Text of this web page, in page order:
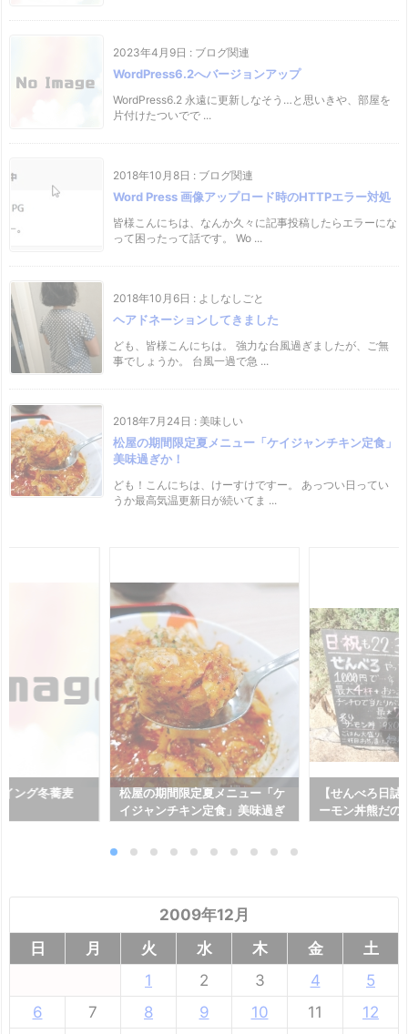
2023年4月9日 : ブログ関連
WordPress6.2へバージョンアップ
WordPress6.2 永遠に更新しなそう…と思いきや、部屋を
片付けたついでで ...
2018年10月8日 : ブログ関連
Word Press 画像アップロード時のHTTPエラー対処
皆様こんにちは、なんか久々に記事投稿したらエラーにな
って困ったって話です。 Wo ...
2018年10月6日 : よしなしごと
ヘアドネーションしてきました
ども、皆様こんにちは。 強力な台風過ぎましたが、ご無
事でしょうか。 台風一過で急 ...
2018年7月24日 : 美味しい
松屋の期間限定夏メニュー「ケイジャンチキン定食」
美味過ぎか！
ども！こんにちは、けーすけですー。 あっつい日ってい
うか最高気温更新日が続いてま ...
ング冬蕎麦
松屋の期間限定夏メニュー「ケ
イジャンチキン定食」美味過ぎ
【せんべろ日
ーモン丼熊だの
2009年12月
日
月 火 水 木 金
土
1
2 3 4
5
6
7 8 9 10 11
12